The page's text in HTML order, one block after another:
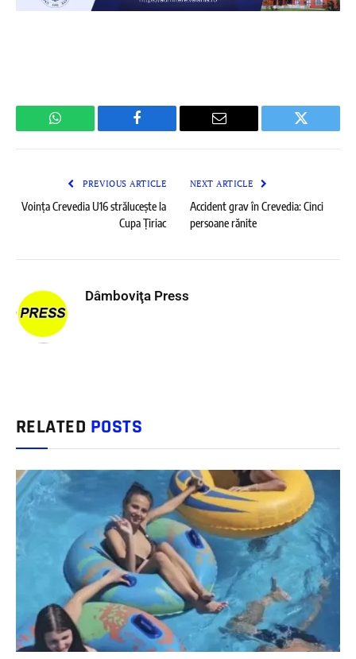
WhatsApp Facebook Email Twitter
PREVIOUS ARTICLE
Voința Crevedia U16 strălucește la
Cupa Țiriac
NEXT ARTICLE
Accident grav în Crevedia: Cinci
persoane rănite
Dâmboviţa Press
RELATED POSTS